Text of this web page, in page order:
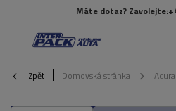
Máte dotaz? Zavolejte:
Zpět Domovská stránka Acura